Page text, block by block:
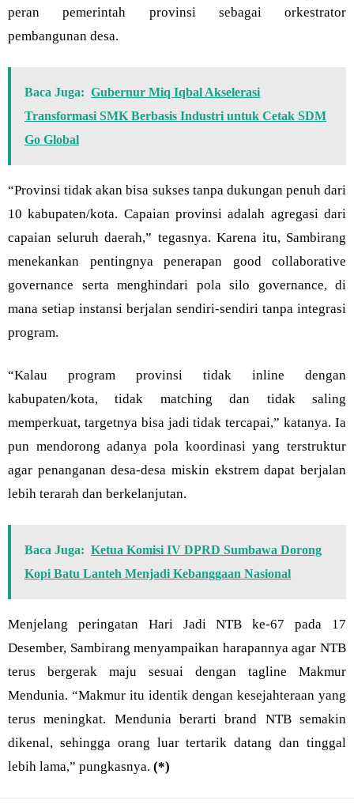
peran pemerintah provinsi sebagai orkestrator
pembangunan desa.
Baca Juga: Gubernur Miq Iqbal Akselerasi
Transformasi SMK Berbasis Industri untuk Cetak SDM
Go Global
“Provinsi tidak akan bisa sukses tanpa dukungan penuh dari
10 kabupaten/kota. Capaian provinsi adalah agregasi dari
capaian seluruh daerah,” tegasnya. Karena itu, Sambirang
menekankan pentingnya penerapan good collaborative
governance serta menghindari pola silo governance, di
mana setiap instansi berjalan sendiri-sendiri tanpa integrasi
program.
“Kalau program provinsi tidak inline dengan
kabupaten/kota, tidak matching dan tidak saling
memperkuat, targetnya bisa jadi tidak tercapai,” katanya. Ia
pun mendorong adanya pola koordinasi yang terstruktur
agar penanganan desa-desa miskin ekstrem dapat berjalan
lebih terarah dan berkelanjutan.
Baca Juga: Ketua Komisi IV DPRD Sumbawa Dorong
Kopi Batu Lanteh Menjadi Kebanggaan Nasional
Menjelang peringatan Hari Jadi NTB ke-67 pada 17
Desember, Sambirang menyampaikan harapannya agar NTB
terus bergerak maju sesuai dengan tagline Makmur
Mendunia. “Makmur itu identik dengan kesejahteraan yang
terus meningkat. Mendunia berarti brand NTB semakin
dikenal, sehingga orang luar tertarik datang dan tinggal
lebih lama,” pungkasnya. (*)